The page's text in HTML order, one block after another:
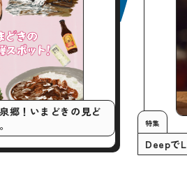
とこマニア！
い奥飛騨温泉郷！いまどきの見ど
ットガイド。